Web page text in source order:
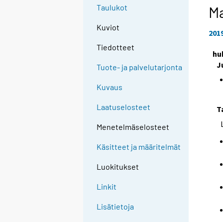
Taulukot
Kuviot
Tiedotteet
Tuote- ja palvelutarjonta
Kuvaus
Laatuselosteet
Menetelmäselosteet
Käsitteet ja määritelmät
Luokitukset
Linkit
Lisätietoja